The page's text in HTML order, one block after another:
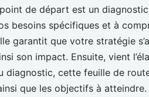
de départ est un
besoins spécifiques et à
garantit que votre stratégie
son impact. Ensuite, vient
diagnostic, cette feuille de
que les objectifs à